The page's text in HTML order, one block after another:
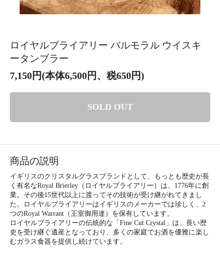
ロイヤルブライアリー バルモラル ウイスキ
ータンブラー
7,150円(本体6,500円、税650円)
SOLD OUT
商品の説明
イギリスのクリスタルグラスブランドとして、もっとも歴史が長
く有名なRoyal Brierley（ロイヤルブライアリー）は、1776年に創
業。その後15世代以上に渡ってその技術が受け継がれてきまし
た。ロイヤルブライアリーはイギリスのメーカーでは珍しく、2
つのRoyal Warrant（王室御用達）を保有しています。
ロイヤルブライアリーの伝統的な「Fine Cut Crystal」は、長い歴
史を受け継ぐ遺産となっており、多くの家庭でお酒を優雅に楽し
むガラス食器を提供し続けています。